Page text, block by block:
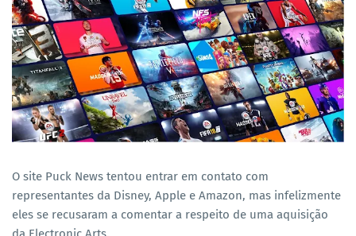
O site Puck News tentou entrar em contato com
representantes da Disney, Apple e Amazon, mas infelizmente
eles se recusaram a comentar a respeito de uma aquisição